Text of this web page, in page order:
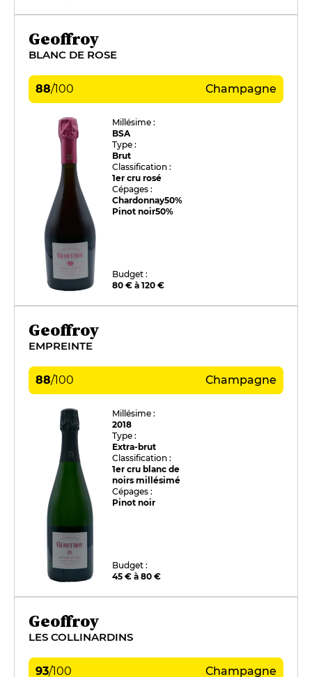
Geoffroy
BLANC DE ROSE
88/100 Champagne
Millésime :
BSA
Type :
Brut
Classification :
1er cru rosé
Cépages :
Chardonnay50%
Pinot noir50%
Budget :
80 € à 120 €
Geoffroy
EMPREINTE
88/100 Champagne
Millésime :
2018
Type :
Extra-brut
Classification :
1er cru blanc de
noirs millésimé
Cépages :
Pinot noir
Budget :
45 € à 80 €
Geoffroy
LES COLLINARDINS
93/100 Champagne